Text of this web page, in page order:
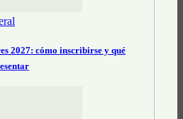
2027: cómo inscribirse y qué